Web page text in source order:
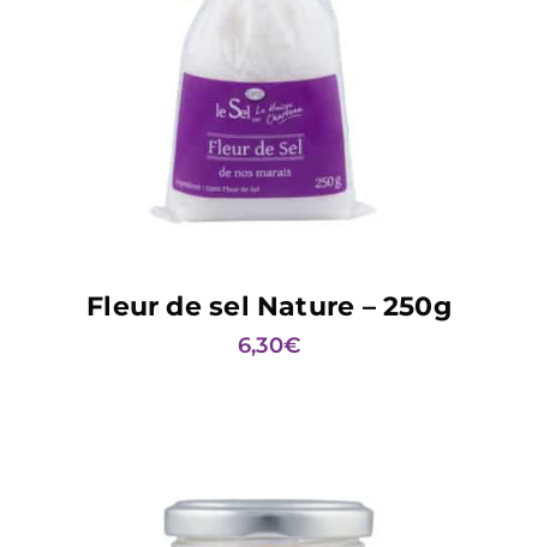
Fleur de sel Nature – 250g
6,30€